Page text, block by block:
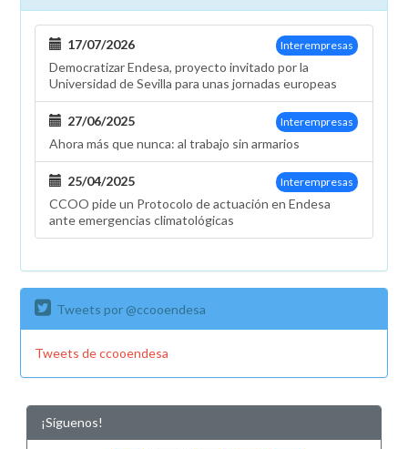
Interempresas
17/07/2026
Democratizar Endesa, proyecto invitado por la
Universidad de Sevilla para unas jornadas europeas
Interempresas
27/06/2025
Ahora más que nunca: al trabajo sin armarios
Interempresas
25/04/2025
CCOO pide un Protocolo de actuación en Endesa
ante emergencias climatológicas
Tweets por @ccooendesa
Tweets de ccooendesa
¡Síguenos!